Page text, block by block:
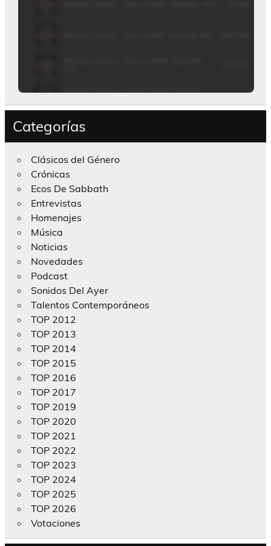
Categorías
Clásicos del Género
Crónicas
Ecos De Sabbath
Entrevistas
Homenajes
Música
Noticias
Novedades
Podcast
Sonidos Del Ayer
Talentos Contemporáneos
TOP 2012
TOP 2013
TOP 2014
TOP 2015
TOP 2016
TOP 2017
TOP 2019
TOP 2020
TOP 2021
TOP 2022
TOP 2023
TOP 2024
TOP 2025
TOP 2026
Votaciones